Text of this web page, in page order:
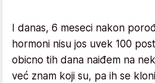
I danas, 6 meseci nakon
hormoni nisu jos uvek 100
obicno tih dana naiđem na
već znam koji su, pa ih se